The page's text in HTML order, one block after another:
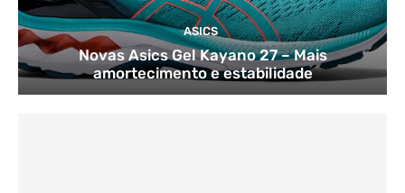
ASICS
Novas Asics Gel Kayano 27 – Mais
amortecimento e estabilidade